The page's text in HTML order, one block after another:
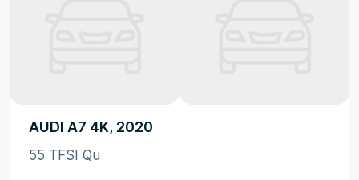
AUDI A7 4K, 2020
55 TFSI Qu